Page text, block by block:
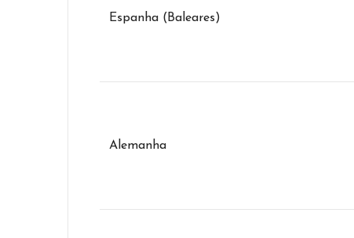
Espanha (Baleares)
Alemanha